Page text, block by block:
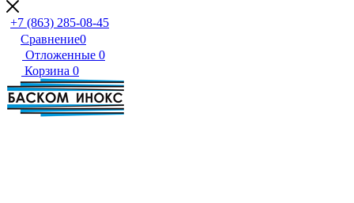
+7 (863) 285-08-45
Сравнение0
Отложенные 0
Корзина 0